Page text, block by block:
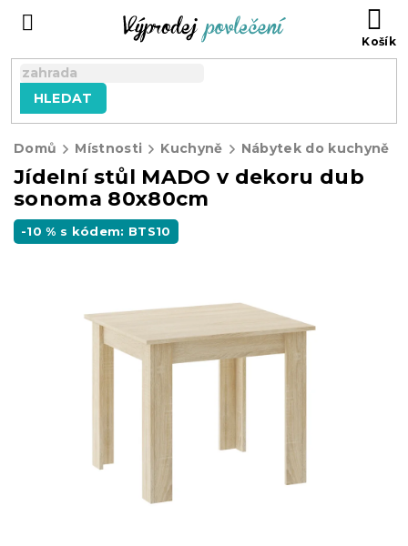
HLEDAT
Domů Místnosti Kuchyně Nábytek do kuchyně
Jídelní stůl MADO v dekoru dub
sonoma 80x80cm
-10 % s kódem: BTS10